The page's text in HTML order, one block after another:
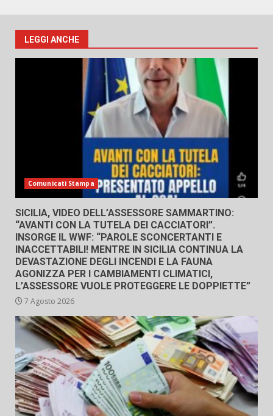
LEGGI ANCHE
Comunicati Stampa
SICILIA, VIDEO DELL’ASSESSORE SAMMARTINO:
“AVANTI CON LA TUTELA DEI CACCIATORI”.
INSORGE IL WWF: “PAROLE SCONCERTANTI E
INACCETTABILI! MENTRE IN SICILIA CONTINUA LA
DEVASTAZIONE DEGLI INCENDI E LA FAUNA
AGONIZZA PER I CAMBIAMENTI CLIMATICI,
L’ASSESSORE VUOLE PROTEGGERE LE DOPPIETTE”
7 Agosto 2026